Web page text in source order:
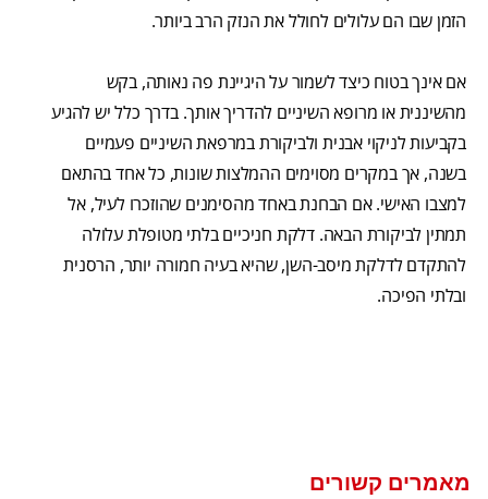
הזמן שבו הם עלולים לחולל את הנזק הרב ביותר.
אם אינך בטוח כיצד לשמור על היגיינת פה נאותה, בקש
מהשיננית או מרופא השיניים להדריך אותך. בדרך כלל יש להגיע
בקביעות לניקוי אבנית ולביקורת במרפאת השיניים פעמיים
בשנה, אך במקרים מסוימים ההמלצות שונות, כל אחד בהתאם
למצבו האישי. אם הבחנת באחד מהסימנים שהוזכרו לעיל, אל
תמתין לביקורת הבאה. דלקת חניכיים בלתי מטופלת עלולה
להתקדם לדלקת מיסב-השן, שהיא בעיה חמורה יותר, הרסנית
ובלתי הפיכה.
מאמרים קשורים